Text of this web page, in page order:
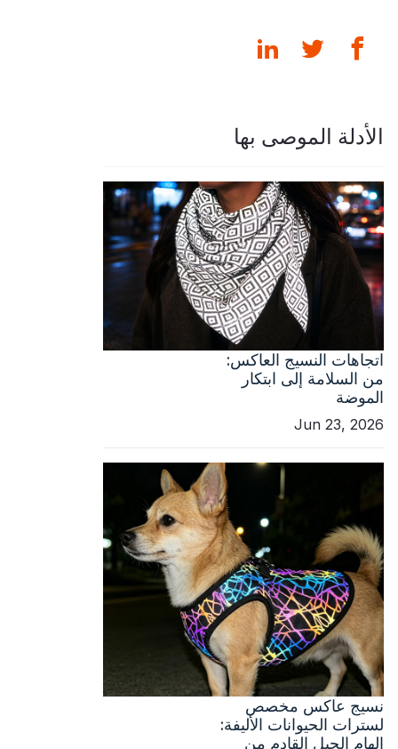
الأدلة الموصى بها
اتجاهات النسيج العاكس:
من السلامة إلى ابتكار
الموضة
Jun 23, 2026
نسيج عاكس مخصص
لسترات الحيوانات الأليفة:
إلهام الجيل القادم من